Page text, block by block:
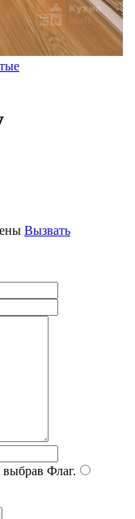
Вызвать
выбрав Флаг.